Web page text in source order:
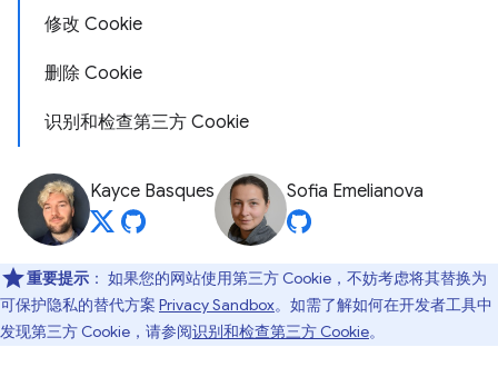
修改 Cookie
删除 Cookie
识别和检查第三方 Cookie
Kayce Basques Sofia Emelianova
重要提示 ： 如果您的网站使用第三方 Cookie，不妨考虑将其替换为
可保护隐私的替代方案 Privacy Sandbox。如需了解如何在开发者工具中
发现第三方 Cookie，请参阅识别和检查第三方 Cookie。